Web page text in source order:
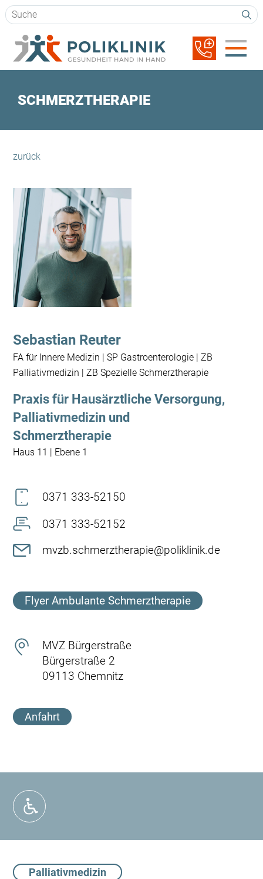
Suchbegriffe
Navigation
überspringen
SCHMERZTHERAPIE
zurück
Sebastian Reuter
FA für Innere Medizin | SP Gastroenterologie | ZB
Palliativmedizin | ZB Spezielle Schmerztherapie
Praxis für Hausärztliche Versorgung,
Palliativmedizin und
Schmerztherapie
Haus 11 | Ebene 1
0371 333-52150
0371 333-52152
mvzb.schmerztherapie@poliklinik.de
Flyer Ambulante Schmerztherapie
MVZ Bürgerstraße
Bürgerstraße 2
09113 Chemnitz
Anfahrt
Palliativmedizin